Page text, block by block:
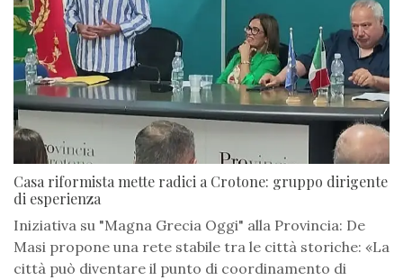
Casa riformista mette radici a Crotone: gruppo dirigente
di esperienza
Iniziativa su "Magna Grecia Oggi" alla Provincia: De
Masi propone una rete stabile tra le città storiche: «La
città può diventare il punto di coordinamento di